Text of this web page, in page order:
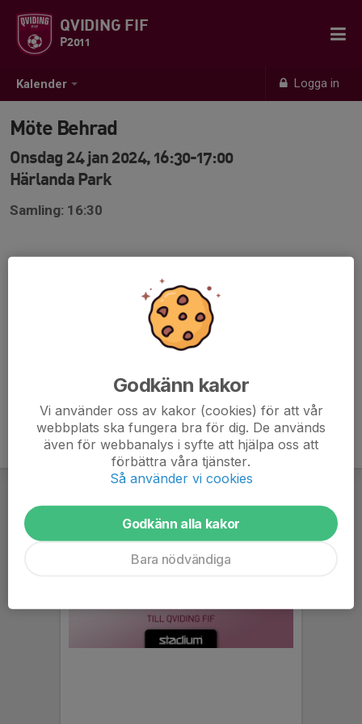
Kalender Logga in
QVIDING FIF
P2011
Möte Behrad
Onsdag 24 jan 2024, 16:30-17:00
Härlanda Park
Samling: 16:30
Godkänn kakor
Vi använder oss av kakor (cookies) för att vår
webbplats ska fungera bra för dig. De används
även för webbanalys i syfte att hjälpa oss att
förbättra våra tjänster.
Så använder vi cookies
Godkänn alla kakor
Bara nödvändiga